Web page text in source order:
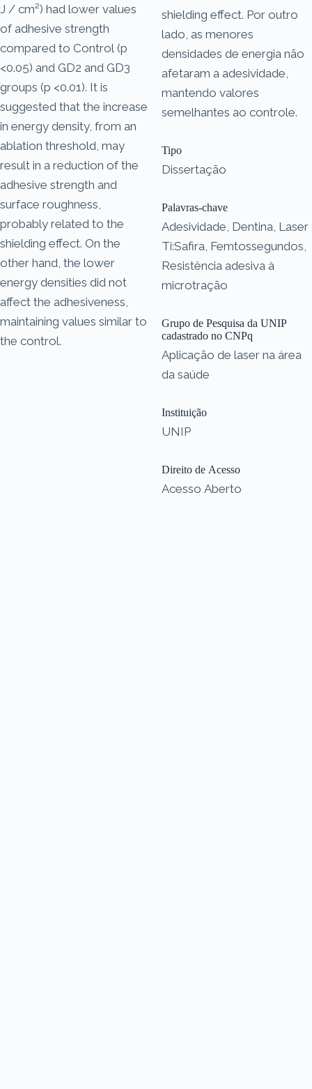
J / cm²) had lower values
of adhesive strength
compared to Control (p
<0.05) and GD2 and GD3
groups (p <0.01). It is
suggested that the increase
in energy density, from an
ablation threshold, may
result in a reduction of the
adhesive strength and
surface roughness,
probably related to the
shielding effect. On the
other hand, the lower
energy densities did not
affect the adhesiveness,
maintaining values similar to
the control.
shielding effect. Por outro
lado, as menores
densidades de energia não
afetaram a adesividade,
mantendo valores
semelhantes ao controle.
Tipo
Dissertação
Palavras-chave
Adesividade, Dentina, Laser
Ti:Safira, Femtossegundos,
Resistência adesiva à
microtração
Grupo de Pesquisa da UNIP
cadastrado no CNPq
Aplicação de laser na área
da saúde
Instituição
UNIP
Direito de Acesso
Acesso Aberto